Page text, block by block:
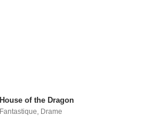
House of the Dragon
Fantastique, Drame